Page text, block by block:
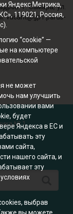
г. Самара, ул.
vacant@gp1.parus-
№ 1
Яндекс Метрика,
119021, Россия,
“cookie” —
на компьютере
не может
нам улучшить
вами
будет
Яндекса в ЕС и
эту
сайта,
нашего сайта, и
эту
выбрав